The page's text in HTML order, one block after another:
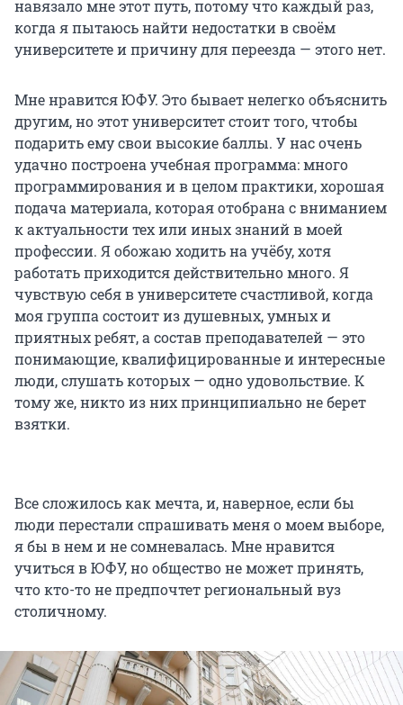
навязало мне этот путь, потому что каждый раз,
когда я пытаюсь найти недостатки в своём
университете и причину для переезда — этого нет.
Мне нравится ЮФУ. Это бывает нелегко объяснить
другим, но этот университет стоит того, чтобы
подарить ему свои высокие баллы. У нас очень
удачно построена учебная программа: много
программирования и в целом практики, хорошая
подача материала, которая отобрана с вниманием
к актуальности тех или иных знаний в моей
профессии. Я обожаю ходить на учёбу, хотя
работать приходится действительно много. Я
чувствую себя в университете счастливой, когда
моя группа состоит из душевных, умных и
приятных ребят, а состав преподавателей — это
понимающие, квалифицированные и интересные
люди, слушать которых — одно удовольствие. К
тому же, никто из них принципиально не берет
взятки.
Все сложилось как мечта, и, наверное, если бы
люди перестали спрашивать меня о моем выборе,
я бы в нем и не сомневалась. Мне нравится
учиться в ЮФУ, но общество не может принять,
что кто-то не предпочтет региональный вуз
столичному.